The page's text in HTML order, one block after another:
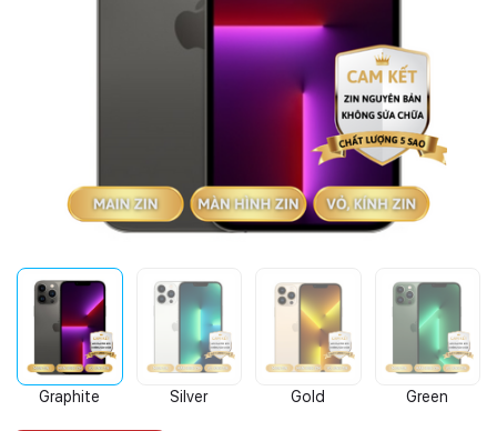
Graphite Silver Gold Green